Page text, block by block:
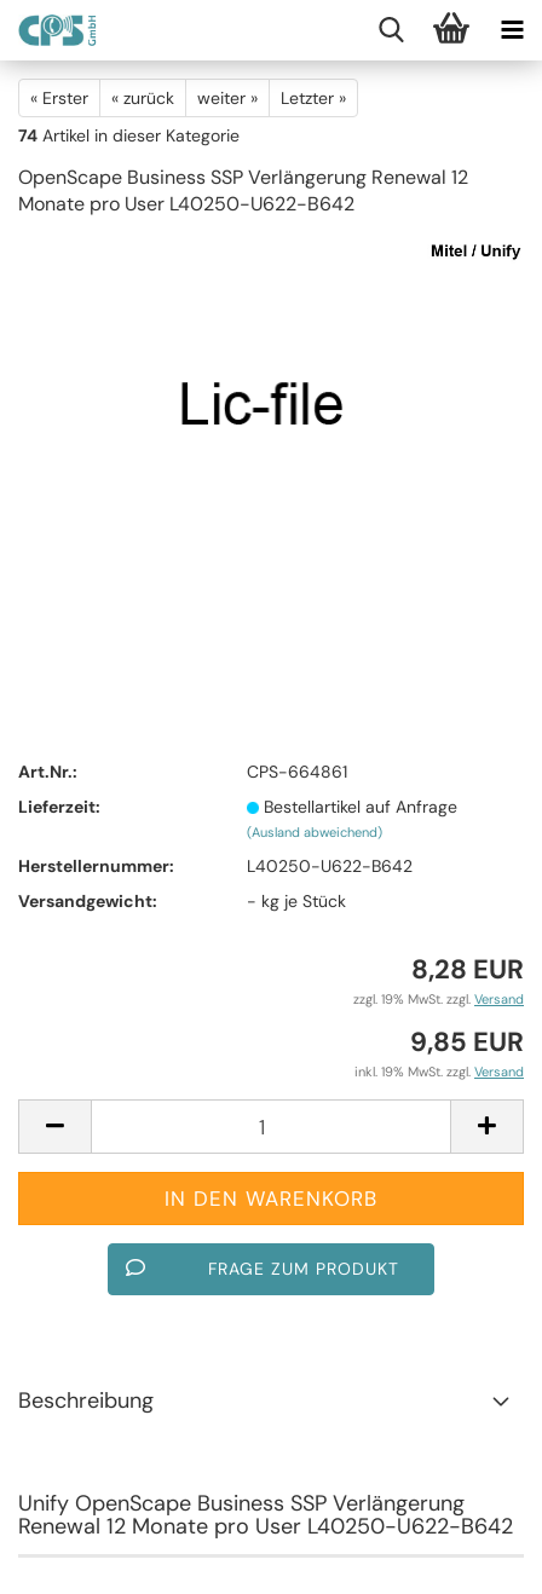
« Erster « zurück weiter »
Letzter »
74 Artikel in dieser Kategorie
OpenScape Business SSP Verlängerung Renewal 12
Monate pro User L40250-U622-B642
Art.Nr.:
CPS-664861
Lieferzeit:
Bestellartikel auf Anfrage
(Ausland abweichend)
Herstellernummer:
L40250-U622-B642
Versandgewicht:
- kg je Stück
8,28 EUR
zzgl. 19% MwSt. zzgl. Versand
9,85 EUR
inkl. 19% MwSt. zzgl. Versand
FRAGE ZUM PRODUKT
Beschreibung
Unify OpenScape Business SSP Verlängerung
Renewal 12 Monate pro User L40250-U622-B642